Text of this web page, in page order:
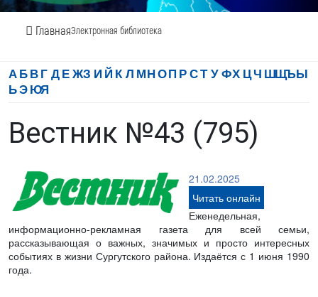
ГлавнаяЭлектронная библиотека
АБВГ ДЕЖЗ И Й К Л МНОП РСТ УФХ ЦЧ ШЩЪЫ
ЬЭЮЯ
Вестник №43 (795)
21.02.2025
Читать онлайн
Еженедельная,
информационно-рекламная газета для всей семьи,
рассказывающая о важных, значимых и просто интересных
событиях в жизни Сургутского района. Издаётся с 1 июня 1990
года.